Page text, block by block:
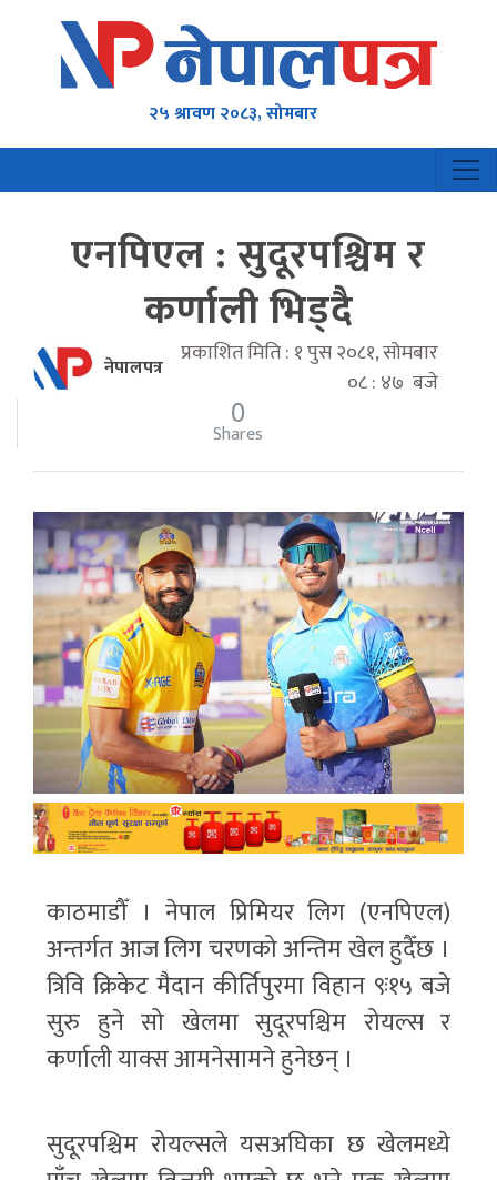
२५ श्रावण २०८३, सोमबार
एनपिएल : सुदूरपश्चिम र
कर्णाली भिड्दै
नेपालपत्र
प्रकाशित मिति : १ पुस २०८१, सोमबार
०८ : ४७ बजे
0
Shares
काठमाडौँ । नेपाल प्रिमियर लिग (एनपिएल)
अन्तर्गत आज लिग चरणको अन्तिम खेल हुदैँछ ।
त्रिवि क्रिकेट मैदान कीर्तिपुरमा विहान ९ः१५ बजे
सुरु हुने सो खेलमा सुदूरपश्चिम रोयल्स र
कर्णाली याक्स आमनेसामने हुनेछन् ।
सुदूरपश्चिम रोयल्सले यसअघिका छ खेलमध्ये